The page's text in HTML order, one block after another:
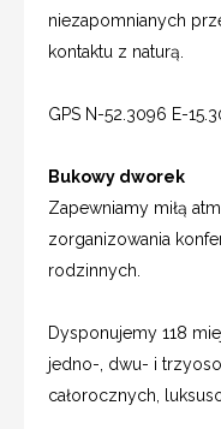
niezapomnianych
kontaktu z naturą.
GPS N-52.3096 E-
Bukowy dworek
Zapewniamy miłą
zorganizowania
rodzinnych.
Dysponujemy 118
jedno-, dwu- i
całorocznych,